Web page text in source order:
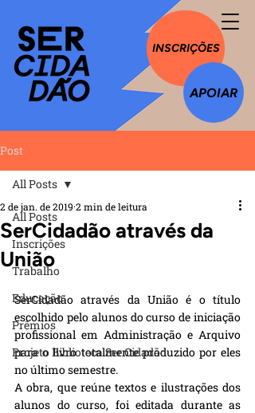
INSCRIÇÕES
APOIAR
Post
All Posts
Inscrições
Trabalho
Educação
Prêmios
Projeto Biblioteca Ser Cidadão
All Posts
SerCidadão através da
União
2 de jan. de 2019 2 min de leitura
SerCidadão através da União é o título
escolhido pelo alunos do curso de iniciação
profissional em Administração e Arquivo
para o livro totalmente produzido por eles
no último semestre.
A obra, que reúne textos e ilustrações dos
alunos do curso, foi editada durante as